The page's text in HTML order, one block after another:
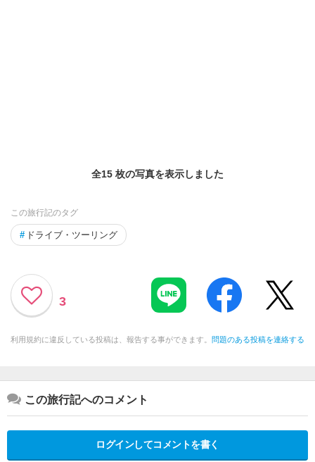
全15 枚の写真を表示しました
この旅行記のタグ
# ドライブ・ツーリング
3
利用規約に違反している投稿は、報告する事ができます。 問題のある投稿を連絡する
この旅行記へのコメント
ログインしてコメントを書く